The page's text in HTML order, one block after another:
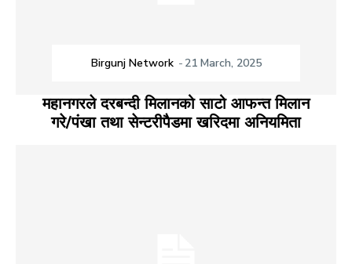
Birgunj Network - 21 March, 2025
महानगरले दरबन्दी मिलानको साटो आफन्त मिलान
गरे/पंखा तथा सेन्टरीपैडमा खरिदमा अनियमिता